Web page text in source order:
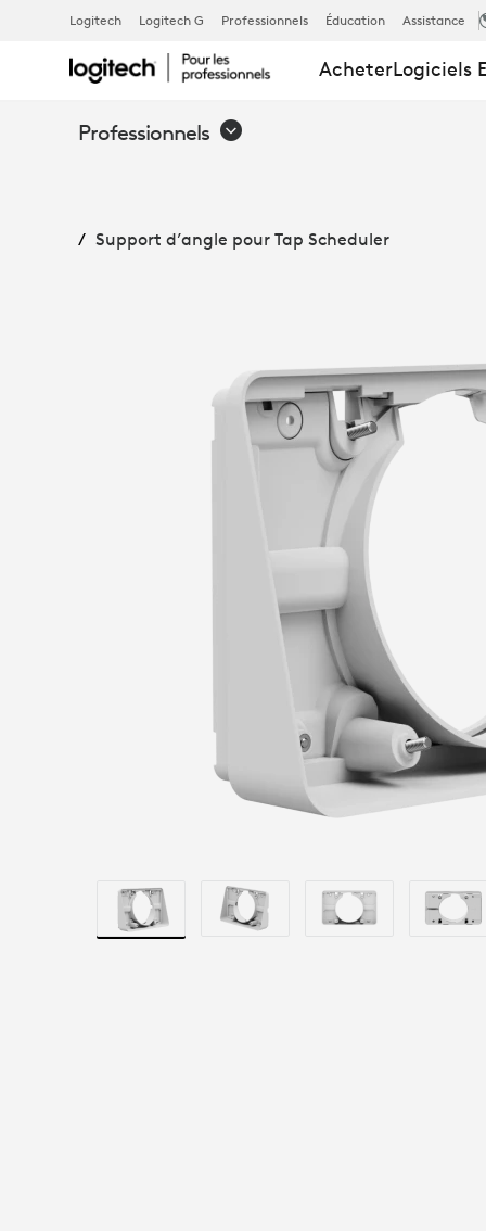
SUPPORT
D’ANGLE
POUR
LOGITECH
Logitech Logitech G Professionnels Éducation Assistance
AcheterLogiciels
Professionnels
Support d’angle pour Tap Scheduler